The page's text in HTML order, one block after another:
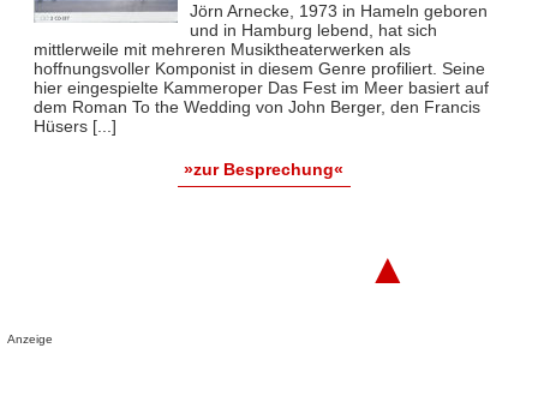
Jörn Arnecke, 1973 in Hameln geboren
und in Hamburg lebend, hat sich
mittlerweile mit mehreren Musiktheaterwerken als
hoffnungsvoller Komponist in diesem Genre profiliert. Seine
hier eingespielte Kammeroper Das Fest im Meer basiert auf
dem Roman To the Wedding von John Berger, den Francis
Hüsers [...]
»zur Besprechung«
▲
Anzeige